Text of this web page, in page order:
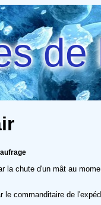
de
la chute d'un mât au
commanditaire de